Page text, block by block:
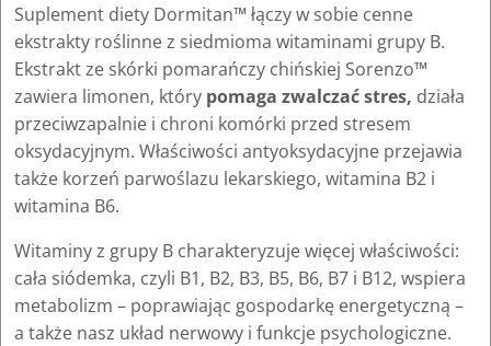
Suplement diety Dormitan™ łączy w sobie cenne
ekstrakty roślinne z siedmioma witaminami grupy B.
Ekstrakt ze skórki pomarańczy chińskiej Sorenzo™
zawiera limonen, który pomaga zwalczać stres, działa
przeciwzapalnie i chroni komórki przed stresem
oksydacyjnym. Właściwości antyoksydacyjne przejawia
także korzeń parwoślazu lekarskiego, witamina B2 i
witamina B6.
Witaminy z grupy B charakteryzuje więcej właściwości:
cała siódemka, czyli B1, B2, B3, B5, B6, B7 i B12, wspiera
metabolizm – poprawiając gospodarkę energetyczną –
a także nasz układ nerwowy i funkcje psychologiczne.